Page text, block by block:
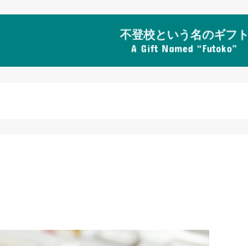
不登校という名のギフト
A Gift Named “Futoko”